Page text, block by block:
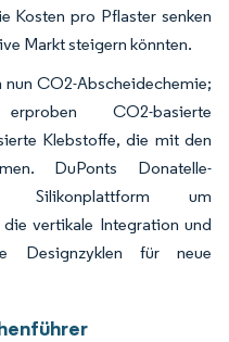
Kosten pro Pflaster senken
Markt steigern könnten.
CO2-Abscheidechemie;
CO2-basierte
Klebstoffe, die mit den
DuPonts Donatelle-
um
vertikale Integration und
Designzyklen für neue